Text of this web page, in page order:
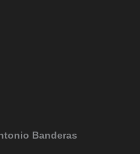
Banderas